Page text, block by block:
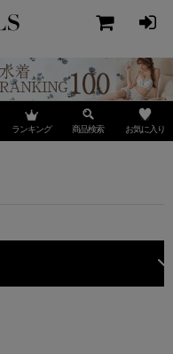
ランキング 商品検索 お気に入り